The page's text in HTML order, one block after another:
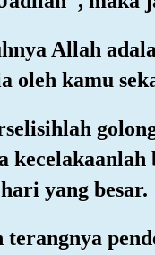
Allah
oleh kamu
yang besar.
terangnya